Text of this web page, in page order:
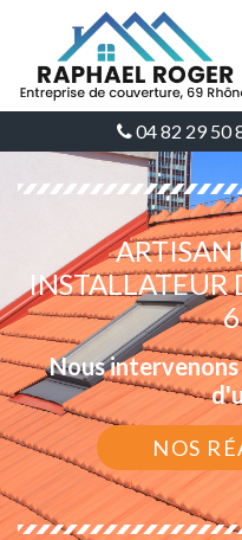
04 82 29 50
ARTISAN
INSTALLATEUR
Nous
NOS